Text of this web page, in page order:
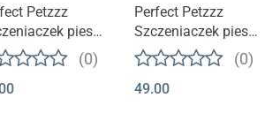
niedostępny
Petzzz
piesek
na
mały
(0)
Produkt niedostępny
Perfect Petzzz
Szczeniaczek piesek
York na legowisku
mały
(0)
49.00